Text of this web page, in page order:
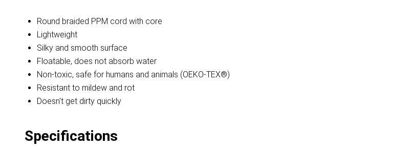
Round braided PPM cord with core
Lightweight
Silky and smooth surface
Floatable, does not absorb water
Non-toxic, safe for humans and animals (OEKO-TEX®)
Resistant to mildew and rot
Doesn't get dirty quickly
Specifications